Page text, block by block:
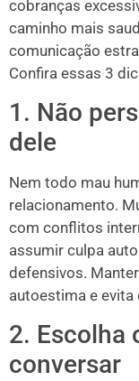
cobranças
caminho mais
comunicação
Confira essas 3
1. Não
dele
Nem todo mau
relacionamento.
com conflitos
assumir culpa
defensivos.
autoestima e
2. Escolha
conversar